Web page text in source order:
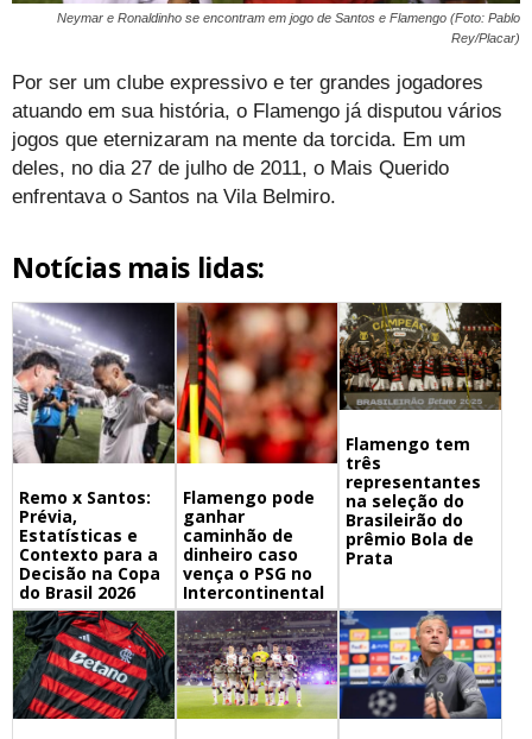
Neymar e Ronaldinho se encontram em jogo de Santos e Flamengo (Foto: Pablo
Rey/Placar)
Por ser um clube expressivo e ter grandes jogadores
atuando em sua história, o Flamengo já disputou vários
jogos que eternizaram na mente da torcida. Em um
deles, no dia 27 de julho de 2011, o Mais Querido
enfrentava o Santos na Vila Belmiro.
Notícias mais lidas:
Remo x Santos:
Prévia,
Estatísticas e
Contexto para a
Decisão na Copa
do Brasil 2026
Flamengo pode
ganhar
caminhão de
dinheiro caso
vença o PSG no
Intercontinental
Flamengo tem
três
representantes
na seleção do
Brasileirão do
prêmio Bola de
Prata